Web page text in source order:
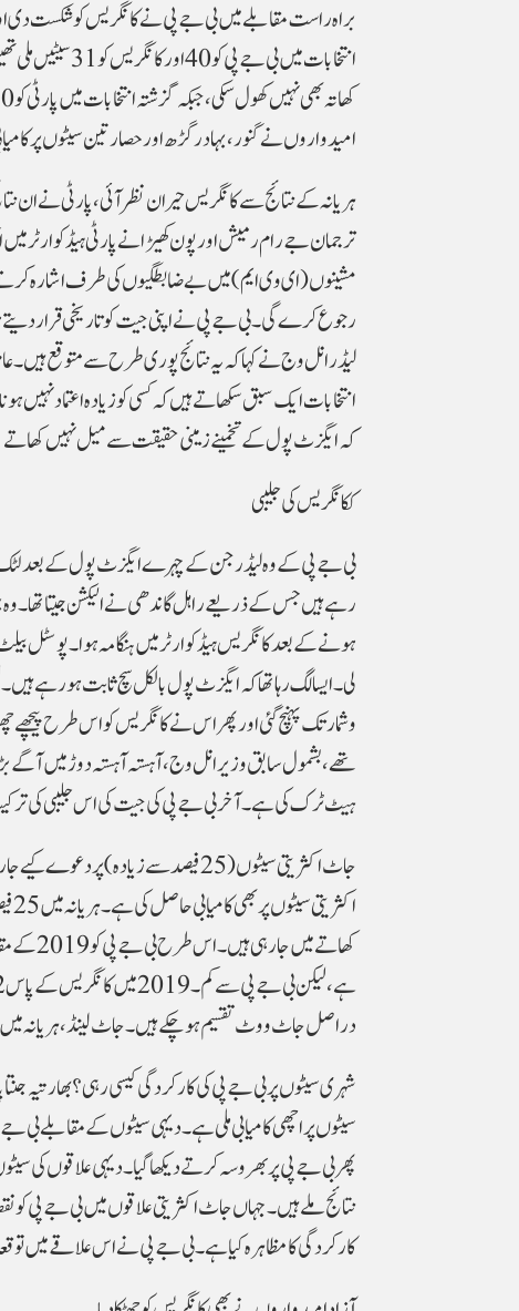
انتخابات میں
امیدواروں نے گنور، بہادر گڑھ اور حصار تین سیٹوں پر
ہریانہ کے نتائج سے کانگریس حیران نظر آئی، پارٹی نے ان
ترجمان جے رام رمیش اور پون کھیڑا نے پارٹی ہیڈکوارٹر
مشینوں (ای وی ایم) میں بے ضابطگیوں کی طرف اشارہ
رجوع کرے گی۔ بی جے پی نے اپنی جیت کو تاریخی قرار
لیڈر انل وج نے کہا کہ یہ نتائج پوری طرح سے متوقع ہیں۔
انتخابات ایک سبق سکھاتے ہیں کہ کسی کو زیادہ اعتماد
کہ ایگزٹ پول کے تخمینے زمینی حقیقت سے میل نہیں کھاتے
ککانگریس کی جلیبی
بی جے پی کے وہ لیڈر جن کے چہرے ایگزٹ پول کے بعد
رہے ہیں جس کے ذریعے راہل گاندھی نے الیکشن جیتا تھا۔
لی۔ ایسا لگ رہا تھا کہ ایگزٹ پول بالکل سچ ثابت ہو رہے
و شمار تک پہنچ گئی اور پھر اس نے کانگریس کو اس طرح
ہیٹ ٹرک کی ہے۔ آخر بی جے پی کی جیت کی اس جلیبی کی
جاٹ اکثریتی سیٹوں (25 فیصد سے
دراصل جاٹ ووٹ تقسیم ہو چکے ہیں۔ جاٹ لینڈ، ہریانہ میں جے جے پی 7 سے گھٹ کر صفر ہوگئی ہے۔ آدھی جلیبی بی جے پی
شہری سیٹوں پر بی جے پی کی کارکردگی کیسی رہی؟ بھارتیہ
سیٹوں پر اچھی کامیابی ملی ہے۔ دیہی سیٹوں کے مقابلے بی
پھر بی جے پی پر بھروسہ کرتے دیکھا گیا۔ دیہی علاقوں کی
نتائج ملے ہیں۔ جہاں جاٹ اکثریتی علاقوں میں بی جے پی
کارکردگی کا مظاہرہ کیا ہے۔ بی جے پی نے اس علاقے میں